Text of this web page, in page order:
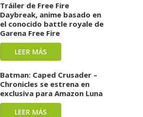
Tráiler de Free Fire
Daybreak, anime basado en
el conocido battle royale de
Garena Free Fire
LEER MÁS
Batman: Caped Crusader –
Chronicles se estrena en
exclusiva para Amazon Luna
LEER MÁS